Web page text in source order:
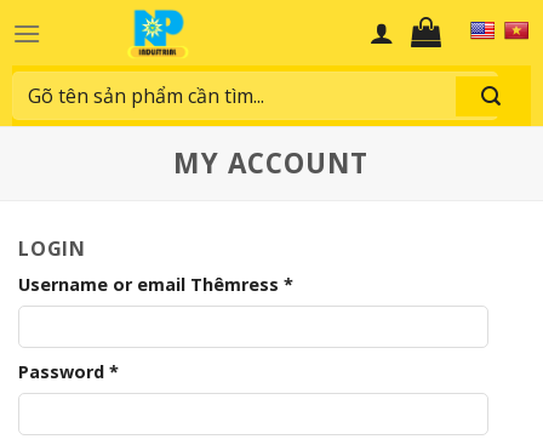
to
content
Search
for:
MY ACCOUNT
LOGIN
Username or email Thêmress *
Password *